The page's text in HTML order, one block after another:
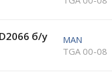
б/у
MAN
TGA 00-08